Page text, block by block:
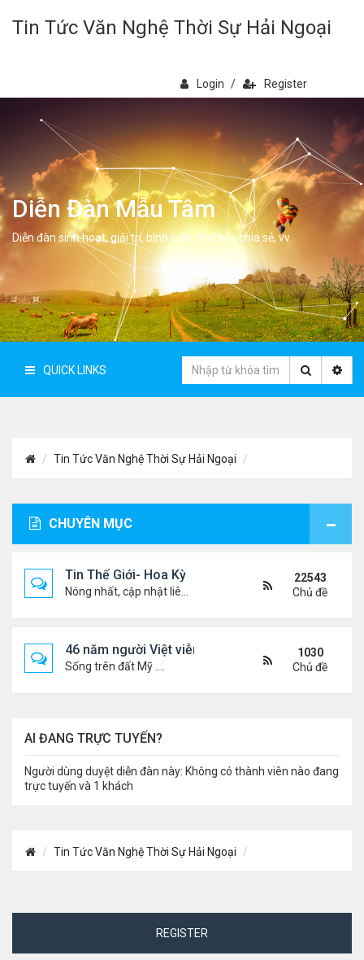
Tin Tức Văn Nghệ Thời Sự Hải Ngoại
Login / Register
Diễn Đàn Mẫu Tâm
Diễn đàn sinh hoạt, giải trí, bình luân, học hỏi, chia sẻ, vv.
QUICK LINKS
Tin Tức Văn Nghệ Thời Sự Hải Ngoại
CHUYÊN MỤC
Tin Thế Giới- Hoa Kỳ
22543
Chủ đề
46 năm người Việt viễn xứ
Sống trên đất Mỹ ....
1030
Chủ đề
AI ĐANG TRỰC TUYẾN?
Người dùng duyệt diễn đàn này: Không có thành viên nào đang
trực tuyến và 1 khách
Tin Tức Văn Nghệ Thời Sự Hải Ngoại
REGISTER